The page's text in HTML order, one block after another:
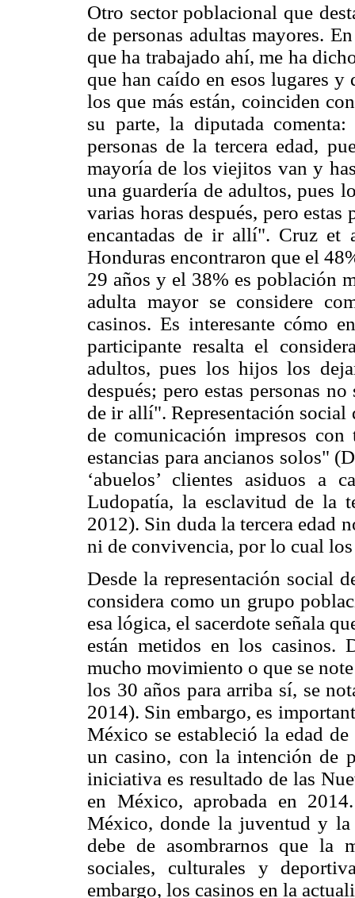
Otro sector poblacional que
de personas adultas mayores.
que ha trabajado ahí, me ha
que han caído en esos lugares
los que más están, coinciden
su parte, la diputada
personas de la tercera edad,
mayoría de los viejitos van y
una guardería de adultos, pues
varias horas después, pero estas
encantadas de ir allí". Cruz et
Honduras encontraron que el
29 años y el 38% es población
adulta mayor se considere
casinos. Es interesante cómo
participante resalta el
adultos, pues los hijos los
después; pero estas personas
de ir allí". Representación social
de comunicación impresos
estancias para ancianos solos"
‘abuelos’ clientes asiduos a
Ludopatía, la esclavitud de la
2012). Sin duda la tercera edad
ni de convivencia, por lo cual
Desde la representación social
considera como un grupo
esa lógica, el sacerdote señala
están metidos en los casinos.
mucho movimiento o que se
los 30 años para arriba sí, se
2014). Sin embargo, es
México se estableció la edad
un casino, con la intención de
iniciativa es resultado de las
en México, aprobada en
México, donde la juventud y la
debe de asombrarnos que la
sociales, culturales y
embargo, los casinos en la